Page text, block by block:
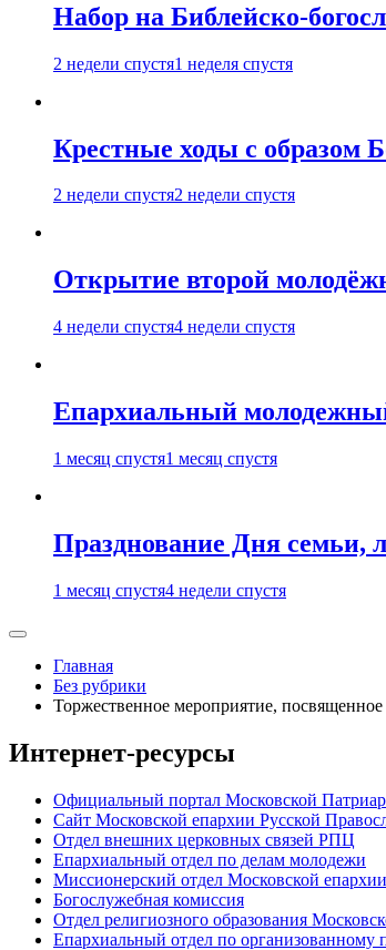
Набор на Библейско-
2 недели спустя1 неделя спустя
Крестные ходы с образом
2 недели спустя2 недели спустя
Открытие второй
4 недели спустя4 недели спустя
Епархиальный
1 месяц спустя1 месяц спустя
Празднование Дня семьи,
1 месяц спустя4 недели спустя
Главная
Без рубрики
Торжественное мероприятие,
Интернет-ресурсы
Официальный портал Московской
Сайт Московской епархии Русской
Отдел внешних церковных связей РПЦ
Епархиальный отдел по делам молодежи
Миссионерский отдел Московской епархии
Богослужебная комиссия
Отдел религиозного образования
Епархиальный отдел по организованному